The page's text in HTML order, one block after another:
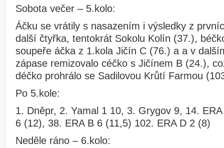
Sobota večer – 5.kolo:
Áčku se vrátily s nasazením i výsledky z
další čtyřka, tentokrát Sokolu Kolín (37.),
soupeře áčka z 1.kola Jičín C (76.) a a v
zápase remizovalo céčko s Jičínem B (24.),
déčko prohrálo se Sadilovou Krůtí Farmou
Po 5.kole:
1. Dněpr, 2. Yamal 1 10, 3. Grygov 9, 14.
6 (12), 38. ERA B 6 (11,5) 102. ERA D 2 (8)
Neděle ráno – 6.kolo: